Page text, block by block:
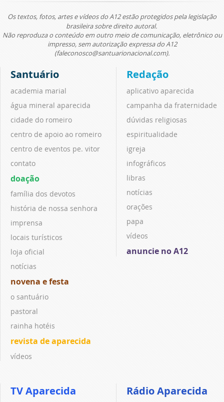
Os textos, fotos, artes e vídeos do A12 estão protegidos pela legislação
brasileira sobre direito autoral.
Não reproduza o conteúdo em outro meio de comunicação, eletrônico ou
impresso, sem autorização expressa do A12
(faleconosco@santuarionacional.com).
Santuário
academia marial
água mineral aparecida
cidade do romeiro
centro de apoio ao romeiro
centro de eventos pe. vitor
contato
doação
família dos devotos
história de nossa senhora
imprensa
locais turísticos
loja oficial
notícias
novena e festa
o santuário
pastoral
rainha hotéis
revista de aparecida
vídeos
Redação
aplicativo aparecida
campanha da fraternidade
dúvidas religiosas
espiritualidade
igreja
infográficos
libras
notícias
orações
papa
vídeos
anuncie no A12
TV Aparecida Rádio Aparecida